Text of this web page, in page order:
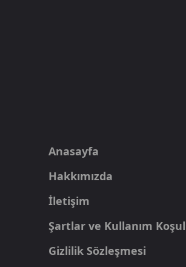
Anasayfa
Hakkımızda
İletişim
Şartlar ve Kullanım
Gizlilik Sözleşmesi